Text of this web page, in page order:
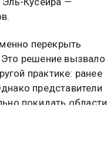
перекрыть
решение вызвало
практике: ранее
представители
покидать области